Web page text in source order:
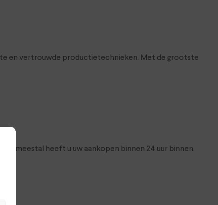
en vertrouwde productietechnieken. Met de grootste
meestal heeft u uw aankopen binnen 24 uur binnen.